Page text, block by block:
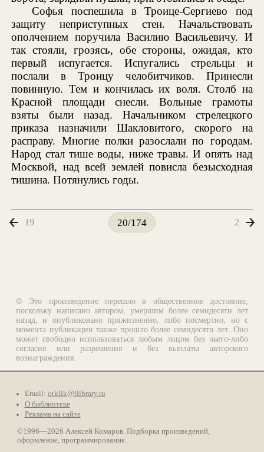
Софья поспешила в Троице-Сергиево под
защиту неприступных стен. Начальствовать
ополчением поручила Василию Васильевичу. И
так стояли, грозясь, обе стороны, ожидая, кто
первый испугается. Испугались стрельцы и
послали в Троицу челобитчиков. Принесли
повинную. Тем и кончилась их воля. Столб на
Красной площади снесли. Вольные грамоты
взяты были назад. Начальником стрелецкого
приказа назначили Шакловитого, скорого на
расправу. Многие полки разослали по городам.
Народ стал тише воды, ниже травы. И опять над
Москвой, над всей землей повисла безысходная
тишина. Потянулись годы.
19 20/174 2
© Это произведение перешло в общественное достояние,
поскольку написано автором, умершим более семидесяти лет
назад, и опубликовано прижизненно, либо посмертно, но с
момента публикации также прошло более семидесяти лет. Оно
может свободно использоваться любым лицом без чьего-либо
согласия или разрешения и без выплаты авторского
вознаграждения.
Email: otklik@ilibrary.ru
О библиотеке
Реклама на сайте
©1996—2026 Алексей Комаров. Подборка произведений,
оформление, программирование.